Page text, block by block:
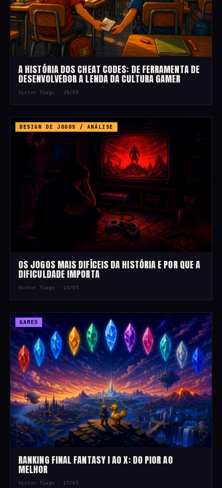
A HISTÓRIA DOS CHEAT CODES: DE FERRAMENTA DE
DESENVOLVEDOR A LENDA DA CULTURA GAMER
Victor Tiago · 20/05
DESIGN DE JOGOS / ANÁLISE
OS JOGOS MAIS DIFÍCEIS DA HISTÓRIA E POR QUE A
DIFICULDADE IMPORTA
Victor Tiago ·18/05
GAMES
RANKING FINAL FANTASY I AO X: DO PIOR AO
MELHOR
Victor Tiago ·17/05